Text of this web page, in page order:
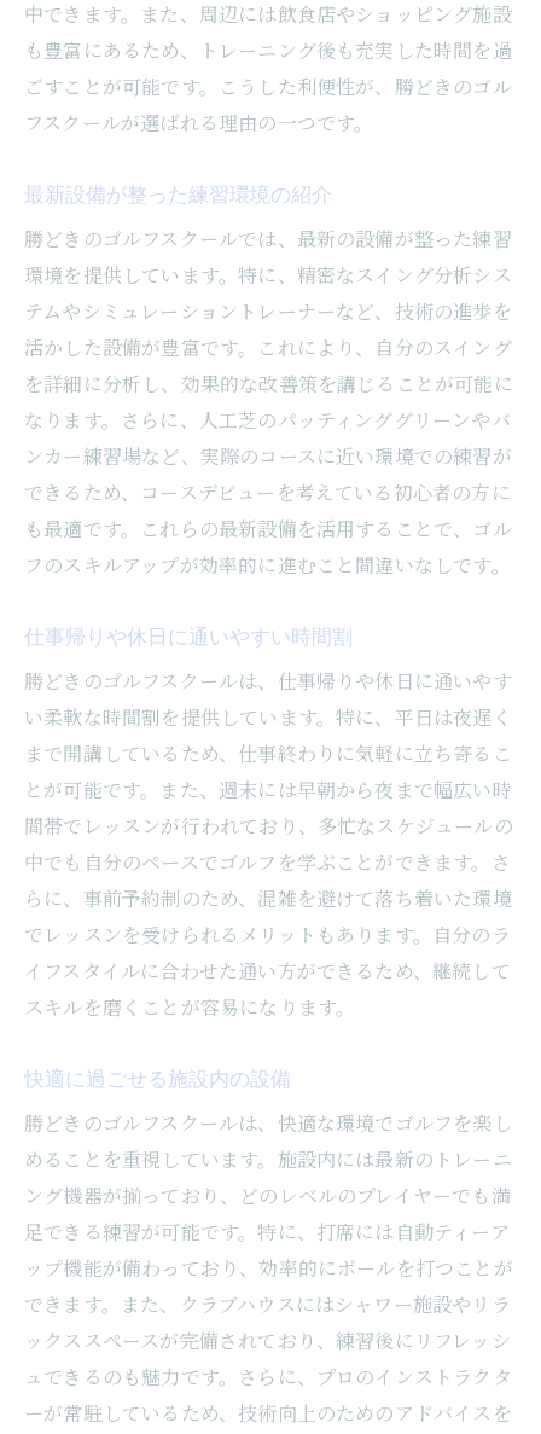
中できます。また、周辺には飲食店やショッピング施設
も豊富にあるため、トレーニング後も充実した時間を過
ごすことが可能です。こうした利便性が、勝どきのゴル
フスクールが選ばれる理由の一つです。
最新設備が整った練習環境の紹介
勝どきのゴルフスクールでは、最新の設備が整った練習
環境を提供しています。特に、精密なスイング分析シス
テムやシミュレーショントレーナーなど、技術の進歩を
活かした設備が豊富です。これにより、自分のスイング
を詳細に分析し、効果的な改善策を講じることが可能に
なります。さらに、人工芝のパッティンググリーンやバ
ンカー練習場など、実際のコースに近い環境での練習が
できるため、コースデビューを考えている初心者の方に
も最適です。これらの最新設備を活用することで、ゴル
フのスキルアップが効率的に進むこと間違いなしです。
仕事帰りや休日に通いやすい時間割
勝どきのゴルフスクールは、仕事帰りや休日に通いやす
い柔軟な時間割を提供しています。特に、平日は夜遅く
まで開講しているため、仕事終わりに気軽に立ち寄るこ
とが可能です。また、週末には早朝から夜まで幅広い時
間帯でレッスンが行われており、多忙なスケジュールの
中でも自分のペースでゴルフを学ぶことができます。さ
らに、事前予約制のため、混雑を避けて落ち着いた環境
でレッスンを受けられるメリットもあります。自分のラ
イフスタイルに合わせた通い方ができるため、継続して
スキルを磨くことが容易になります。
快適に過ごせる施設内の設備
勝どきのゴルフスクールは、快適な環境でゴルフを楽し
めることを重視しています。施設内には最新のトレーニ
ング機器が揃っており、どのレベルのプレイヤーでも満
足できる練習が可能です。特に、打席には自動ティーア
ップ機能が備わっており、効率的にボールを打つことが
できます。また、クラブハウスにはシャワー施設やリラ
ックススペースが完備されており、練習後にリフレッシ
ュできるのも魅力です。さらに、プロのインストラクタ
ーが常駐しているため、技術向上のためのアドバイスを